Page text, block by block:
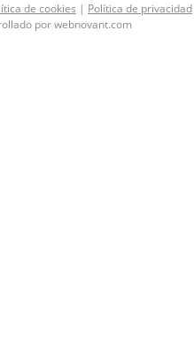
de cookies | Política de privacidad
por webnovant.com